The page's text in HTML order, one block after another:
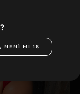
NENÍ MI 18